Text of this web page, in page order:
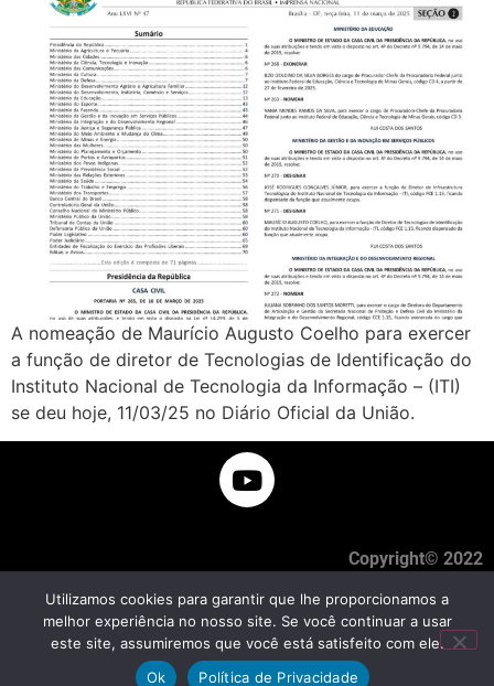
A nomeação de Maurício Augusto Coelho para exercer
a função de diretor de Tecnologias de Identificação do
Instituto Nacional de Tecnologia da Informação – (ITI)
se deu hoje, 11/03/25 no Diário Oficial da União.
Copyright© 2022
Utilizamos cookies para garantir que lhe proporcionamos a
melhor experiência no nosso site. Se você continuar a usar
este site, assumiremos que você está satisfeito com ele.
Ok
Política de Privacidade